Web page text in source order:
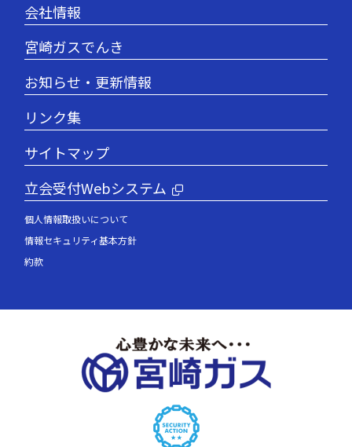
会社情報
宮崎ガスでんき
お知らせ・更新情報
リンク集
サイトマップ
立会受付Webシステム
個人情報取扱いについて
情報セキュリティ基本方針
約款